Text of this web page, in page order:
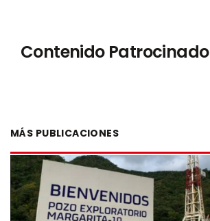
Contenido Patrocinado
MÁS PUBLICACIONES